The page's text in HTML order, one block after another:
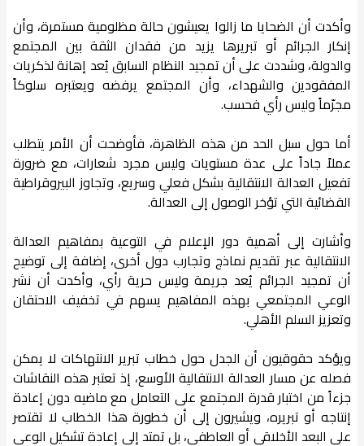
وأكدت أن الضحايا ما زالوا يعيشون حالة مظلومية مستمرة، وأن
إنكار الجرائم أو تبريرها يزيد من فقدان الثقة بين المجتمع
والدولة، وشددت على أن تمجيد النظام السابق يُعد إهانة لذكريات
المفقودين والشهداء، وأن المجتمع يرفضه ويعتبره سلوكاً
مجرّماً وليس رأي فحسب.
أما حول سبل الحد من هذه الظاهرة، فأوضحت أن الأمر يتطلب
عملاً جاداً على عدة مستويات وليس مجرد شعارات، مع ضرورة
تفعيل العدالة الانتقالية بشكل فعلي وسريع، وتجاوز البيروقراطية
القضائية التي تؤخر الوصول إلى العدالة.
وأشارت إلى أهمية دور الإعلام في التوعية بمفاهيم العدالة
الانتقالية عبر تقديم نماذج وتجارب دول أخرى، إضافة إلى توضيح
أن تمجيد الجرائم يُعد جريمة وليس حرية رأي، وأكدت أن نشر
الوعي المجتمعي بهذه المفاهيم يسهم في تخفيف الاحتقان
وتعزيز السلم الأهلي.
ويؤكد حقوقيون أن الجدل حول خطاب تبرير الانتهاكات لا يمكن
فصله عن مسار العدالة الانتقالية الأوسع، إذ تعتبر هذه النقاشات
جزءاً من اختبار قدرة المجتمع على التعامل مع ماضيه دون إعادة
إنتاجه أو تبريره، ويشيرون إلى أن خطورة هذا الخطاب لا تقتصر
على البعد الأخلاقي أو العاطفي، بل تمتد إلى إعادة تشكيل الوعي